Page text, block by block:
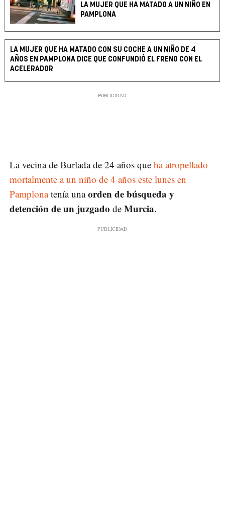
LA MUJER QUE HA MATADO A UN NIÑO EN
PAMPLONA
LA MUJER QUE HA MATADO CON SU COCHE A UN NIÑO DE 4
AÑOS EN PAMPLONA DICE QUE CONFUNDIÓ EL FRENO CON EL
ACELERADOR
La vecina de Burlada de 24 años que ha atropellado
mortalmente a un niño de 4 años este lunes en
Pamplonatenía unaorden de búsqueda y
detención de un juzgado de Murcia.